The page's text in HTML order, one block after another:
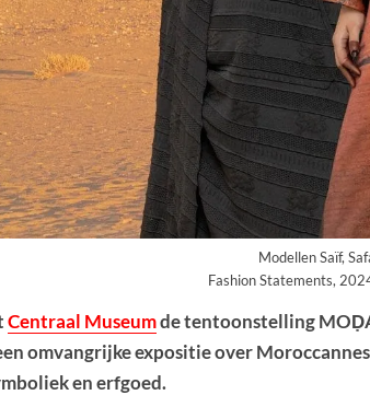
Modellen Saïf,
Fashion Statements,
Centraal Museumde tentoonstelling
omvangrijke expositie over
en erfgoed.